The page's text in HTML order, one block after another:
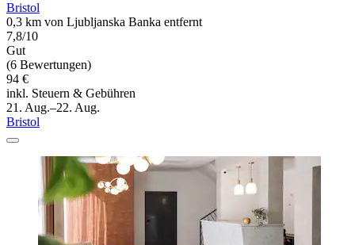
Bristol
0,3 km von Ljubljanska Banka entfernt
7,8/10
Gut
(6 Bewertungen)
94 €
inkl. Steuern & Gebühren
21. Aug.–22. Aug.
Bristol